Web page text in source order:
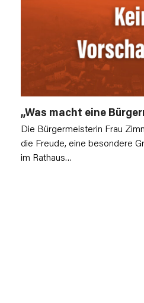
„Was macht eine
Die Bürgermeisterin Frau
die Freude, eine besondere
im Rathaus…